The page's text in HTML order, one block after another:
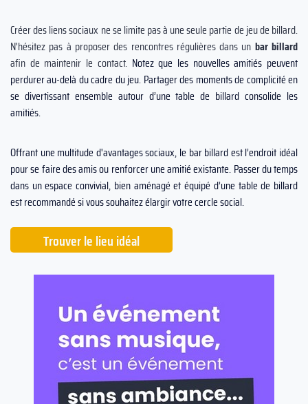
Créer des liens sociaux ne se limite pas à une seule partie de jeu de billard.
N'hésitez pas à proposer des rencontres régulières dans un bar billard
afin de maintenir le contact. Notez que les nouvelles amitiés peuvent
perdurer au-delà du cadre du jeu. Partager des moments de complicité en
se divertissant ensemble autour d’une table de billard consolide les
amitiés.
Offrant une multitude d'avantages sociaux, le bar billard est l’endroit idéal
pour se faire des amis ou renforcer une amitié existante. Passer du temps
dans un espace convivial, bien aménagé et équipé d’une table de billard
est recommandé si vous souhaitez élargir votre cercle social.
Trouver le lieu idéal